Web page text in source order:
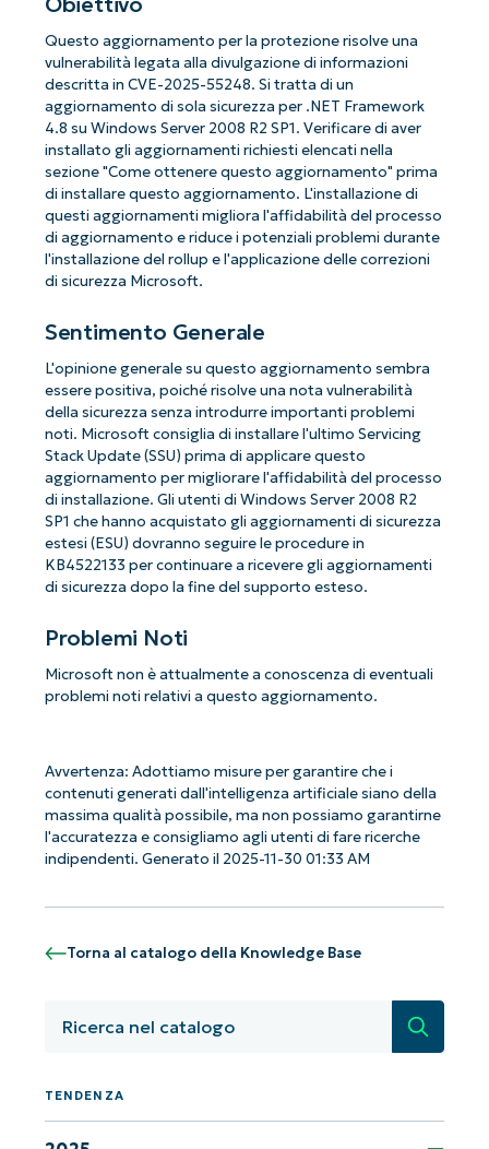
Questo aggiornamento per la protezione risolve una
vulnerabilità legata alla divulgazione di informazioni
descritta in CVE-2025-55248. Si tratta di un
aggiornamento di sola sicurezza per .NET Framework
4.8 su Windows Server 2008 R2 SP1. Verificare di aver
installato gli aggiornamenti richiesti elencati nella
sezione "Come ottenere questo aggiornamento" prima
di installare questo aggiornamento. L'installazione di
questi aggiornamenti migliora l'affidabilità del processo
di aggiornamento e riduce i potenziali problemi durante
l'installazione del rollup e l'applicazione delle correzioni
di sicurezza Microsoft.
Sentimento Generale
L'opinione generale su questo aggiornamento sembra
essere positiva, poiché risolve una nota vulnerabilità
della sicurezza senza introdurre importanti problemi
noti. Microsoft consiglia di installare l'ultimo Servicing
Stack Update (SSU) prima di applicare questo
aggiornamento per migliorare l'affidabilità del processo
di installazione. Gli utenti di Windows Server 2008 R2
SP1 che hanno acquistato gli aggiornamenti di sicurezza
estesi (ESU) dovranno seguire le procedure in
KB4522133 per continuare a ricevere gli aggiornamenti
di sicurezza dopo la fine del supporto esteso.
Problemi Noti
Microsoft non è attualmente a conoscenza di eventuali
problemi noti relativi a questo aggiornamento.
Avvertenza: Adottiamo misure per garantire che i
contenuti generati dall'intelligenza artificiale siano della
massima qualità possibile, ma non possiamo garantirne
l'accuratezza e consigliamo agli utenti di fare ricerche
indipendenti. Generato il 2025-11-30 01:33 AM
Torna al catalogo della Knowledge Base
Ricerca
TENDENZA
Iniziate con le analisi KB guidate
Non è richiesta alcuna carta di credito e si ha
accesso completo a tutte le funzionalità.